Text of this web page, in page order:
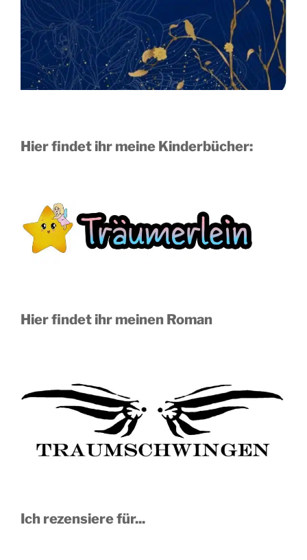
Hier findet ihr meine Kinderbücher:
Hier findet ihr meinen Roman
Ich rezensiere für...